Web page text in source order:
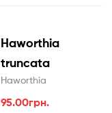
Haworthia
truncata
Haworthia
95.00грн.